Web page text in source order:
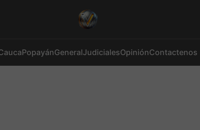
PopayánGeneralJudicialesOpiniónContactenos